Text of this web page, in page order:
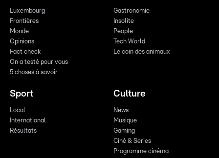
Luxembourg
Frontières
Monde
Opinions
Fact check
On a testé pour vous
5 choses à savoir
Gastronomie
Insolite
People
Tech World
Le coin des animaux
Sport
Local
International
Résultats
Culture
News
Musique
Gaming
Ciné & Series
Programme cinéma